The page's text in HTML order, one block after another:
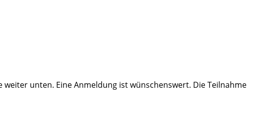
unten. Eine Anmeldung ist wünschenswert. Die Teilnahme